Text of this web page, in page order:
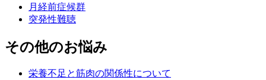
月経前症候群
突発性難聴
その他のお悩み
栄養不足と筋肉の関係性について